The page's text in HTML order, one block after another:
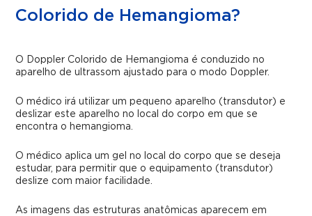
Colorido de Hemangioma?
O Doppler Colorido de Hemangioma é conduzido no
aparelho de ultrassom ajustado para o modo Doppler.
O médico irá utilizar um pequeno aparelho (transdutor) e
deslizar este aparelho no local do corpo em que se
encontra o hemangioma.
O médico aplica um gel no local do corpo que se deseja
estudar, para permitir que o equipamento (transdutor)
deslize com maior facilidade.
As imagens das estruturas anatômicas aparecem em